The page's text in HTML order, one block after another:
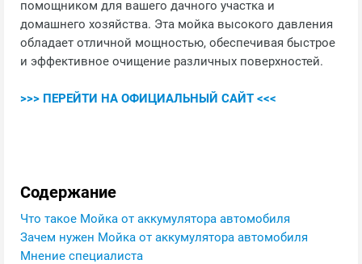
помощником для вашего дачного участка и
домашнего хозяйства. Эта мойка высокого давления
обладает отличной мощностью, обеспечивая быстрое
и эффективное очищение различных поверхностей.
>>> ПЕРЕЙТИ НА ОФИЦИАЛЬНЫЙ САЙТ <<<
Содержание
Что такое Мойка от аккумулятора автомобиля
Зачем нужен Мойка от аккумулятора автомобиля
Мнение специалиста